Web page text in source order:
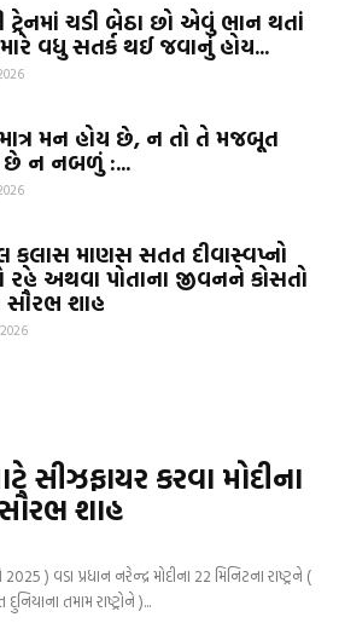
ટ્રેનમાં ચડી બેઠા છો એવું ભાન થતાં
વધુ સતર્ક થઈ જવાનું હોય...
મન હોય છે, ન તો તે મજબૂત
છે ન નબળું :...
કલાસ માણસ સતત દીવાસ્વપ્નો
રહે અથવા પોતાના જીવનને કોસતો
સૌરભ શાહ
સીઝફાયર કરવા મોદીના
શાહ
) વડા પ્રધાન નરેન્દ્ર મોદીના 22 મિનિટના રાષ્ટ્રને (
તમામ રાષ્ટ્રોને )...